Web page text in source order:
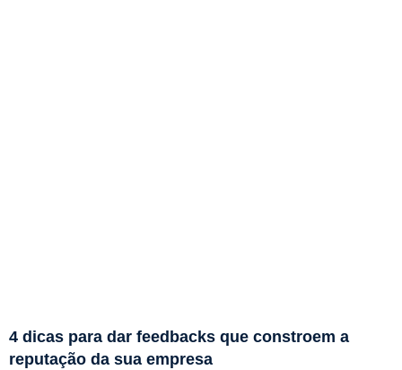
4 dicas para dar feedbacks que constroem a
reputação da sua empresa